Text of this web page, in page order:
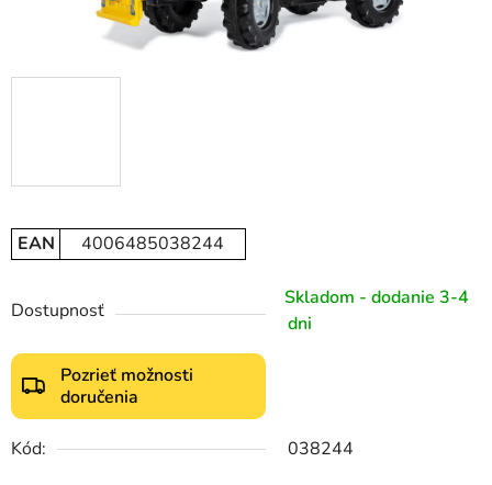
EAN 4006485038244
Dostupnosť
Skladom - dodanie 3-4
dni
Pozrieť možnosti
doručenia
Kód: 038244